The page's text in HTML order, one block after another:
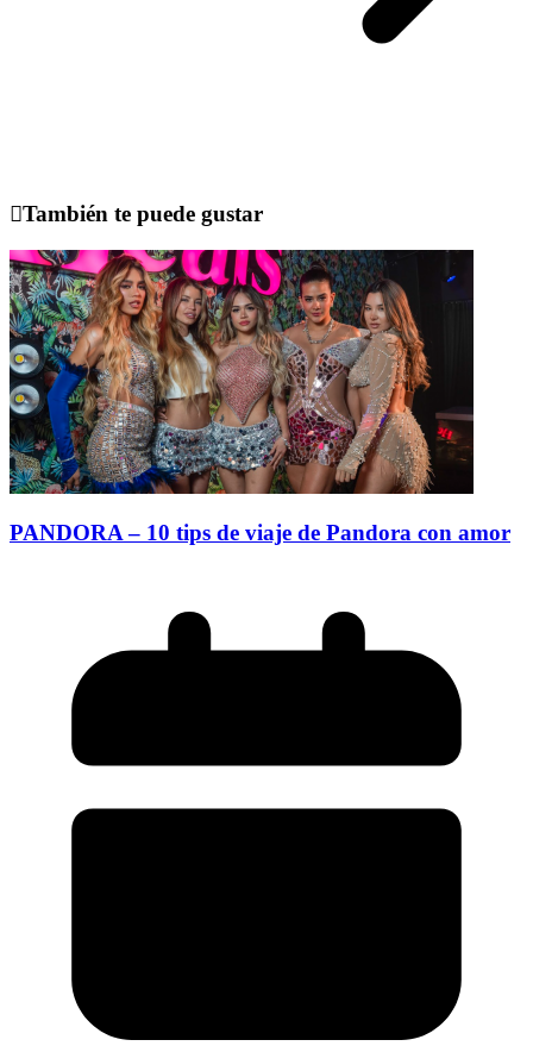
También te puede gustar
PANDORA – 10 tips de viaje de Pandora con amor